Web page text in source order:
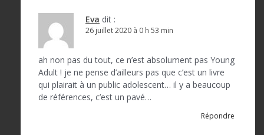
Eva dit :
26 juillet 2020 à 0 h 53 min
ah non pas du tout, ce n’est absolument pas Young
Adult ! je ne pense d’ailleurs pas que c’est un livre
qui plairait à un public adolescent… il y a beaucoup
de références, c’est un pavé…
Répondre